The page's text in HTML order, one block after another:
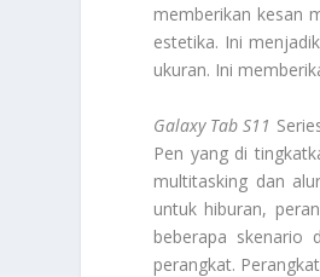
memberikan kesan
estetika. Ini
ukuran. Ini
Galaxy Tab S11
Pen yang di
multitasking dan
untuk hiburan,
beberapa skenario
perangkat.